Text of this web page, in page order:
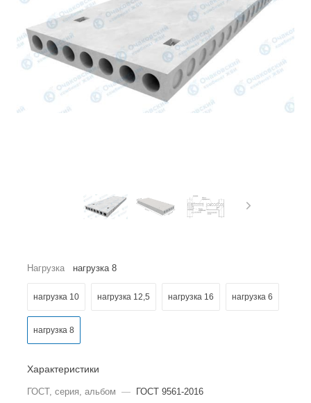
Нагрузка нагрузка 8
нагрузка 10 нагрузка 12,5 нагрузка 16 нагрузка 6
нагрузка 8
Характеристики
ГОСТ, серия, альбом —
ГОСТ 9561-2016